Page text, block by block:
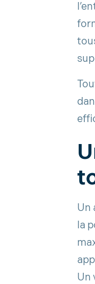
Un
la
Un